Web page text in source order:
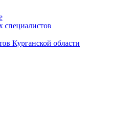
специалистов
Курганской области